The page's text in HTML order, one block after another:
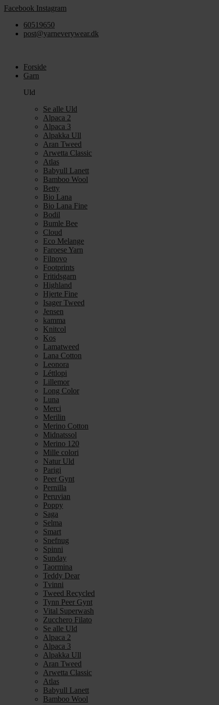
Videre
indhold
Facebook Instagram
60519650
post@yarneverywear.dk
Forside
Garn
Uld
Se alle Uld
Alpaca 2
Alpaca 3
Alpakka Ull
Aran Tweed
Arwetta Classic
Atlas
Babyull Lanett
Bamboo Wool
Betty
Bio Lana
Bio Lana Fine
Bodil
Bumle Bee
Cloud
Eco Melange
Faroese Yarn
Filnovo
Footprints
Fritidsgarn
Highland
Hjerte Fine
Isager Tweed
Jensen
kamma
Knitcol
Kos
Lamatweed
Lana Cotton
Leonora
Léttlopi
Lillemor
Long Color
Luna
Merci
Merilin
Merino Cotton
Midnatssol
Merino 120
Mille colori
Natur Uld
Parigi
Peer Gynt
Pernilla
Peruvian
Poppy
Saga
Selma
Smart
Snefnug
Spinni
Sunday
Taormina
Teddy Dear
Tvinni
Tweed Recycled
Tynn Peer Gynt
Vital Superwash
Zucchero Filato
Se alle Uld
Alpaca 2
Alpaca 3
Alpakka Ull
Aran Tweed
Arwetta Classic
Atlas
Babyull Lanett
Bamboo Wool